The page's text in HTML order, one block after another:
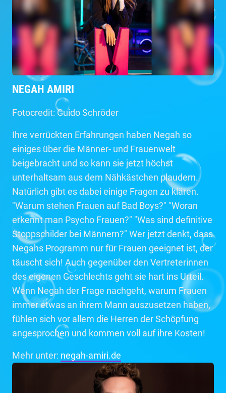
NEGAH AMIRI
Fotocredit: Guido Schröder
Ihre verrückten Erfahrungen haben Negah so
einiges über die Männer- und Frauenwelt
beigebracht und so kann sie jetzt höchst
unterhaltsam aus dem Nähkästchen plaudern.
Natürlich gibt es dabei einige Fragen zu klären.
"Warum stehen Frauen auf Bad Boys?" "Woran
erkennt man Psycho Frauen?" "Was sind definitive
Stoppschilder bei Männern?" Wer jetzt denkt, dass
Negahs Programm nur für Frauen geeignet ist, der
täuscht sich! Auch gegenüber den Vertreterinnen
des eigenen Geschlechts geht sie hart ins Urteil.
Wenn Negah der Frage nachgeht, warum Frauen
immer etwas an ihrem Mann auszusetzen haben,
fühlen sich vor allem die Herren der Schöpfung
angesprochen und kommen voll auf ihre Kosten!
Mehr unter: negah-amiri.de